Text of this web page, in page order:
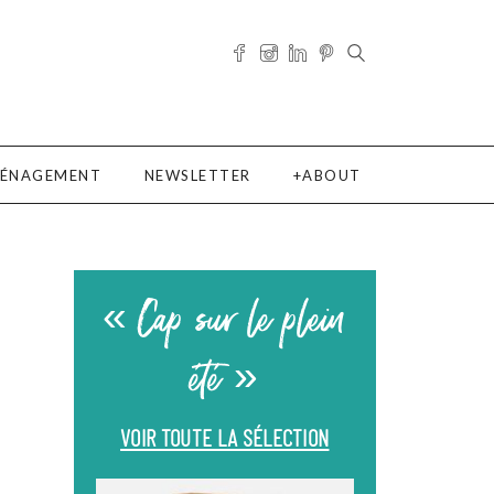
NEWSLETTER ABOUT
« Cap sur le plein
été »
VOIR TOUTE LA SÉLECTION